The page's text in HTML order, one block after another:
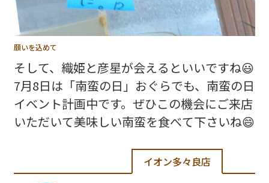
願いを込めて
そして、織姫と彦星が会えるといいですね😃
7月8日は「南蛮の日」おぐらでも、南蛮の日
イベント計画中です。ぜひこの機会にご来店
いただいて美味しい南蛮を食べて下さいね😄
イオン多々良店